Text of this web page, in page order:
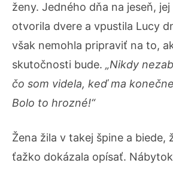
ženy. Jedného dňa na jeseň,
otvorila dvere a vpustila Lucy
však nemohla pripraviť na to,
skutočnosti bude. „Nikdy
čo som videla, keď ma
Bolo to hrozné!“
Žena žila v takej špine a biede,
ťažko dokázala opísať.